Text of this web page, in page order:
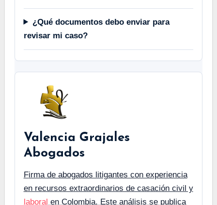
¿Qué documentos debo enviar para
revisar mi caso?
Valencia Grajales
Abogados
Firma de abogados litigantes con experiencia
en recursos extraordinarios de casación civil y
laboral en Colombia. Este análisis se publica